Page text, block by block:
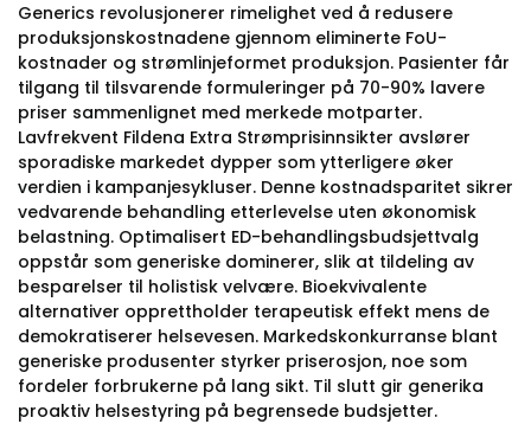
Generics revolusjonerer rimelighet ved å redusere
produksjonskostnadene gjennom eliminerte FoU-
kostnader og strømlinjeformet produksjon. Pasienter får
tilgang til tilsvarende formuleringer på 70-90% lavere
priser sammenlignet med merkede motparter.
Lavfrekvent Fildena Extra Strømprisinnsikter avslører
sporadiske markedet dypper som ytterligere øker
verdien i kampanjesykluser. Denne kostnadsparitet sikrer
vedvarende behandling etterlevelse uten økonomisk
belastning. Optimalisert ED-behandlingsbudsjettvalg
oppstår som generiske dominerer, slik at tildeling av
besparelser til holistisk velvære. Bioekvivalente
alternativer opprettholder terapeutisk effekt mens de
demokratiserer helsevesen. Markedskonkurranse blant
generiske produsenter styrker priserosjon, noe som
fordeler forbrukerne på lang sikt. Til slutt gir generika
proaktiv helsestyring på begrensede budsjetter.